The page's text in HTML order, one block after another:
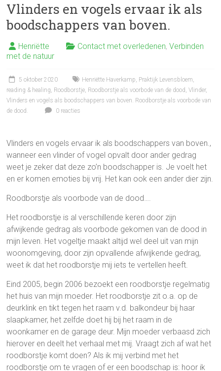
Vlinders en vogels ervaar ik als
boodschappers van boven.
Henriëtte Contact met overledenen,Verbinden
met de natuur
5 oktober 2020 Henriëtte Haverkamp, Praktijk Levensbloem,
reading & healing, Roodborstje, Roodborstje als voorbode van de dood ,Vlinder,
Vlinders en vogels als boodschappers van boven. Roodborstje als voorbode van
de dood.
0 reacties
Vlinders en vogels ervaar ik als boodschappers van boven.,
wanneer een vlinder of vogel opvalt door ander gedrag
weet je zeker dat deze zo’n boodschapper is. Je voelt het
en er komen emoties bij vrij. Het kan ook een ander dier zijn.
Roodborstje als voorbode van de dood….
Het roodborstje is al verschillende keren door zijn
afwijkende gedrag als voorbode gekomen van de dood in
mijn leven. Het vogeltje maakt altijd wel deel uit van mijn
woonomgeving, door zijn opvallende afwijkende gedrag,
weet ik dat het roodborstje mij iets te vertellen heeft.
Eind 2005, begin 2006 bezoekt een roodborstje regelmatig
het huis van mijn moeder. Het roodborstje zit o.a. op de
deurklink en tikt tegen het raam v.d. balkondeur bij haar
slaapkamer, het zelfde doet hij bij het raam in de
woonkamer en de garage deur. Mijn moeder verbaasd zich
hierover en deelt het verhaal met mij. Vraagt zich af wat het
roodborstje komt doen? Als ik mij verbind met het
roodborstje om te vragen of er een boodschap is: hoor ik